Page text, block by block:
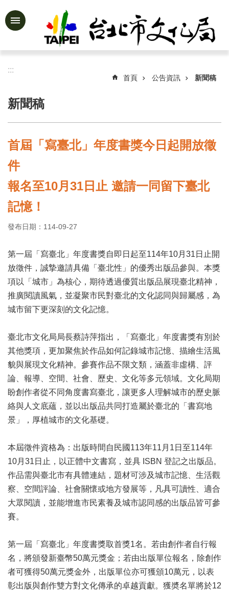
跳到主要內容區塊
進
告
訊
認
識
文
化
局
業
項
目
臺
北
藝
間
歷
文
化
節
慶
政
專
珍
貴
文
化
源
補
助/
申
:::
首頁 公告資訊 新聞稿
新聞稿
首屆「寫臺北」年度書獎今日起開放徵
件
報名至10月31日止 邀請一同留下臺北
記憶！
發布日期：114-09-27
第一屆「寫臺北」年度書獎自即日起至114年10月31日止開
放徵件，誠摯邀請具備「臺北性」的優秀出版品參與。本獎
項以「城市」為核心，期待透過優質出版品展現臺北精神，
推廣閱讀風氣，並凝聚市民對臺北的文化認同與歸屬感，為
城市留下更深刻的文化記憶。
臺北市文化局局長蔡詩萍指出，「寫臺北」年度書獎有別於
其他獎項，更加聚焦於作品如何記錄城市記憶、描繪生活風
貌與展現文化精神。參賽作品不限文類，涵蓋非虛構、評
論、報導、空間、社會、歷史、文化等多元領域。文化局期
盼創作者從不同角度書寫臺北，讓更多人理解城市的歷史脈
絡與人文底蘊，並以出版品共同打造屬於臺北的「書寫地
景」，厚植城市的文化基礎。
本屆徵件資格為：出版時間自民國113年11月1日至114年
10月31日止，以正體中文書寫，並具 ISBN 登記之出版品。
作品需與臺北市有具體連結，題材可涉及城市記憶、生活觀
察、空間評論、社會關懷或地方發展等，凡具可讀性、適合
大眾閱讀，並能增進市民素養及城市認同感的出版品皆可參
賽。
第一屆「寫臺北」年度書獎取首獎1名。若由創作者自行報
名，將頒發新臺幣50萬元獎金；若由出版單位報名，除創作
者可獲得50萬元獎金外，出版單位亦可獲頒10萬元，以表
彰出版與創作雙方對文化傳承的卓越貢獻。獲奬名單將於12